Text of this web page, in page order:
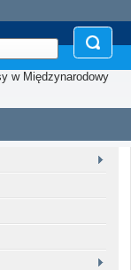
w Międzynarodowy